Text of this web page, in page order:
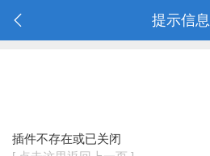
提示信息
插件不存在或已关闭